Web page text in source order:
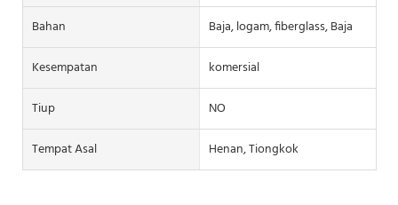
Bahan
Baja, logam, fiberglass, Baja
Kesempatan
komersial
Tiup
NO
Tempat Asal
Henan, Tiongkok